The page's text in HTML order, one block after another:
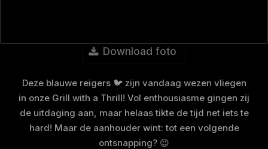
Download foto
Deze blauwe reigers 🐦 zijn vandaag wezen vliegen
in onze Grill with a Thrill! Vol enthousiasme gingen zij
de uitdaging aan, maar helaas tikte de tijd net iets te
hard! Maar de aanhouder wint: tot een volgende
ontsnapping? 😉